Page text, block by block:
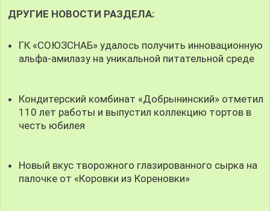
ДРУГИЕ НОВОСТИ РАЗДЕЛА:
ГК «СОЮЗСНАБ» удалось получить инновационную
альфа-амилазу на уникальной питательной среде
Кондитерский комбинат «Добрынинский» отметил
110 лет работы и выпустил коллекцию тортов в
честь юбилея
Новый вкус творожного глазированного сырка на
палочке от «Коровки из Кореновки»